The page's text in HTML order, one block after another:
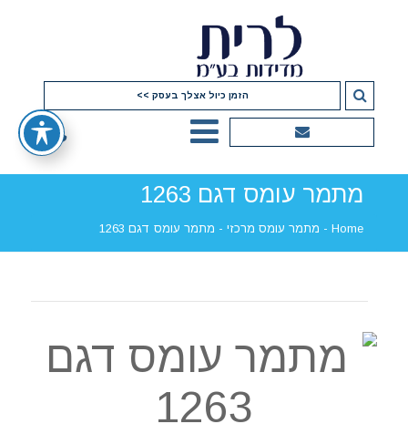
הזמן כיול אצלך בעסק >>
מתמר עומס דגם 1263
Home
- מתמר עומס מרכזי- מתמר עומס דגם 1263